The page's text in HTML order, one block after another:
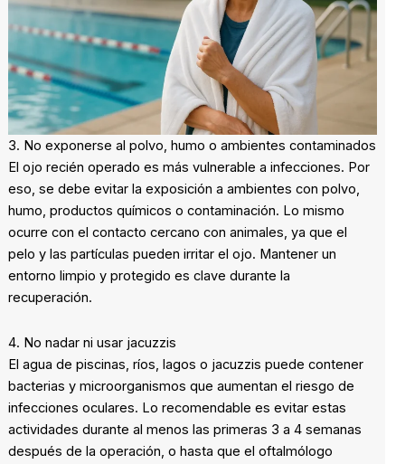
3. No exponerse al polvo, humo o ambientes contaminados
El ojo recién operado es más vulnerable a infecciones. Por
eso, se debe evitar la exposición a ambientes con polvo,
humo, productos químicos o contaminación. Lo mismo
ocurre con el contacto cercano con animales, ya que el
pelo y las partículas pueden irritar el ojo. Mantener un
entorno limpio y protegido es clave durante la
recuperación.
4. No nadar ni usar jacuzzis
El agua de piscinas, ríos, lagos o jacuzzis puede contener
bacterias y microorganismos que aumentan el riesgo de
infecciones oculares. Lo recomendable es evitar estas
actividades durante al menos las primeras 3 a 4 semanas
después de la operación, o hasta que el oftalmólogo